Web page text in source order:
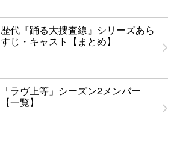
歴代『踊る大捜査線』シリーズあら
すじ・キャスト【まとめ】
「ラヴ上等」シーズン2メンバー
【一覧】